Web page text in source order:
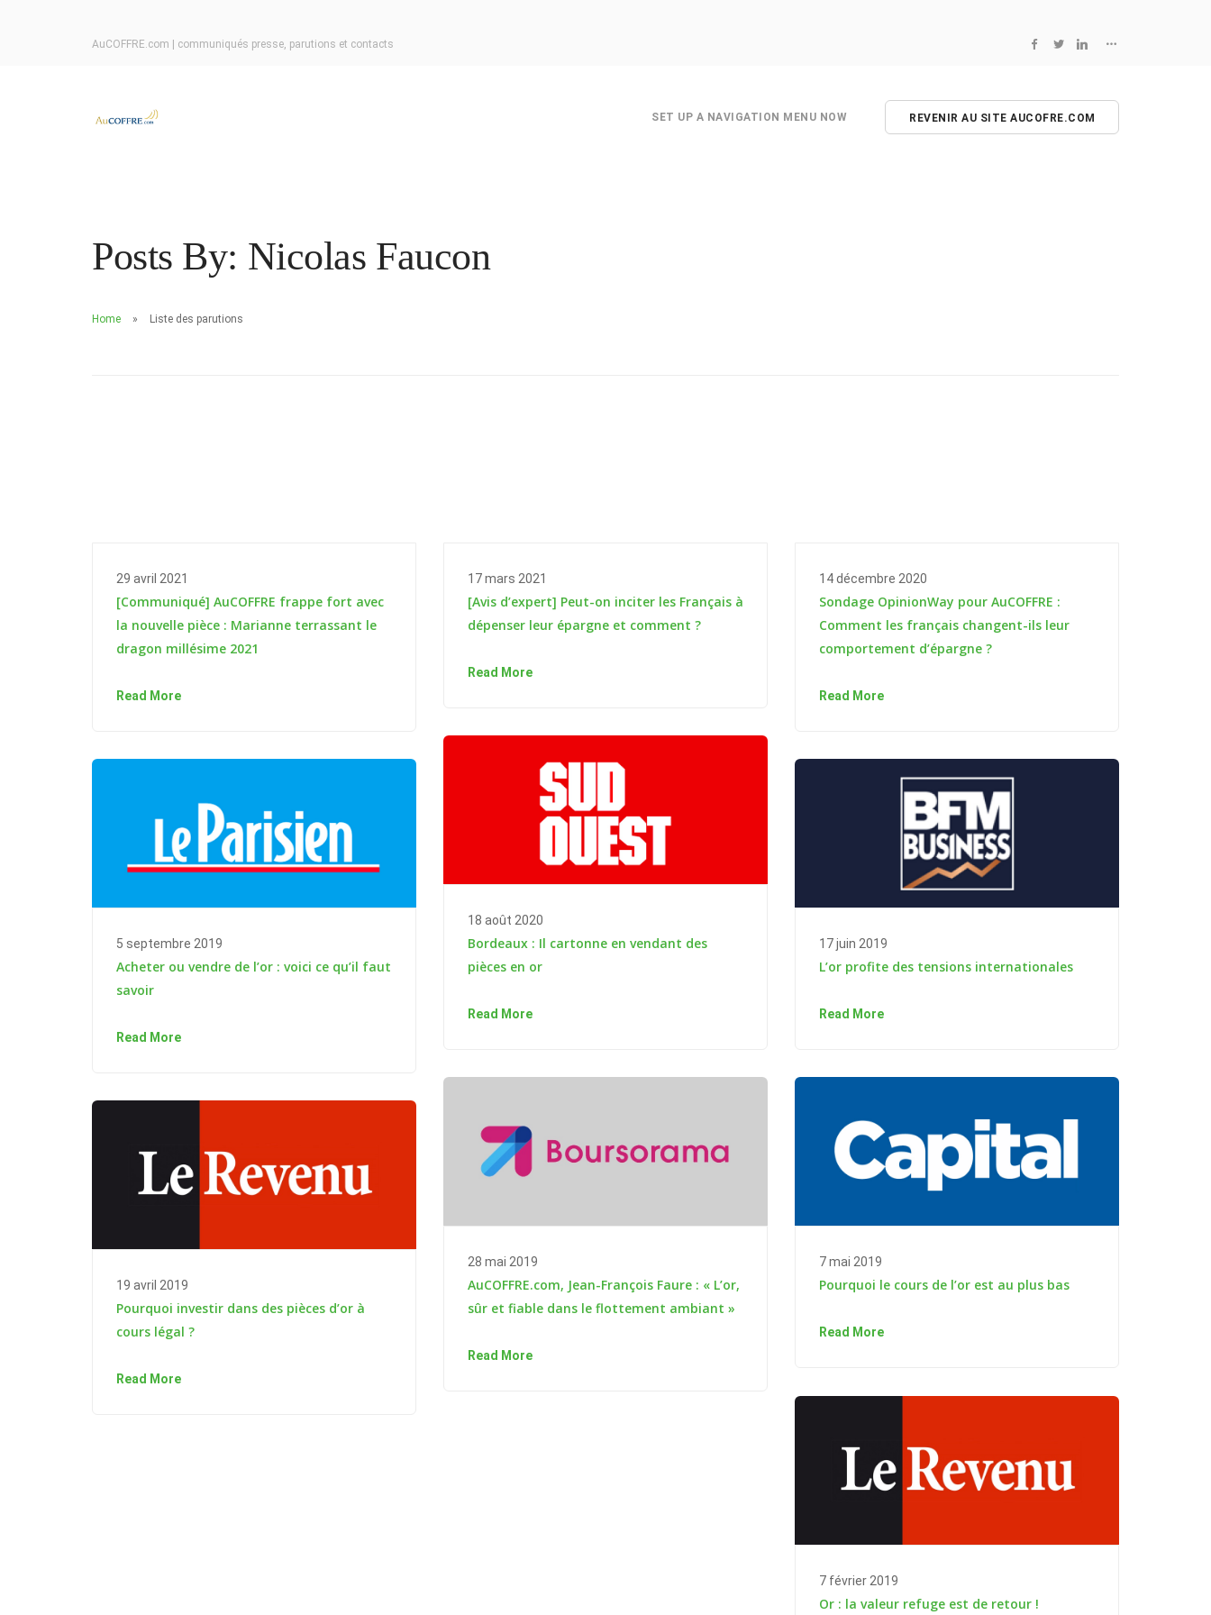
AuCOFFRE.com | communiqués presse, parutions et contacts
SET UP A NAVIGATION MENU NOW REVENIR AU SITE AUCOFRE.COM
Posts By: Nicolas Faucon
Home Liste des parutions
29 avril 2021
[Communiqué] AuCOFFRE frappe fort avec
la nouvelle pièce : Marianne terrassant le
dragon millésime 2021
Read More
17 mars 2021
[Avis d’expert] Peut-on inciter les Français à
dépenser leur épargne et comment ?
Read More
14 décembre 2020
Sondage OpinionWay pour AuCOFFRE :
Comment les français changent-ils leur
comportement d’épargne ?
Read More
18 août 2020
Bordeaux : Il cartonne en vendant des
pièces en or
Read More
5 septembre 2019
Acheter ou vendre de l’or : voici ce qu’il faut
savoir
Read More
17 juin 2019
L’or profite des tensions internationales
Read More
28 mai 2019
AuCOFFRE.com, Jean-François Faure : « L’or,
sûr et fiable dans le flottement ambiant »
Read More
7 mai 2019
Pourquoi le cours de l’or est au plus bas
Read More
19 avril 2019
Pourquoi investir dans des pièces d’or à
cours légal ?
Read More
7 février 2019
Or : la valeur refuge est de retour !